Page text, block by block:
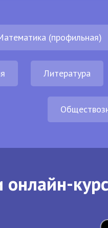
(профильная)
Литература
онлайн-